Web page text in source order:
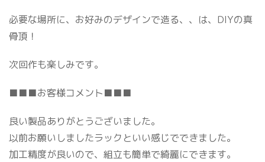
必要な場所に、お好みのデザインで造る、、は、DIYの真
骨頂！
次回作も楽しみです。
■■■お客様コメント■■■
良い製品ありがとうございました。
以前お願いしましたラックといい感じでできました。
加工精度が良いので、組立も簡単で綺麗にできます。